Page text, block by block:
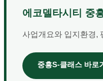
에코델타시티 중
사업개요와 입지환경,
중흥S-클래스 바로